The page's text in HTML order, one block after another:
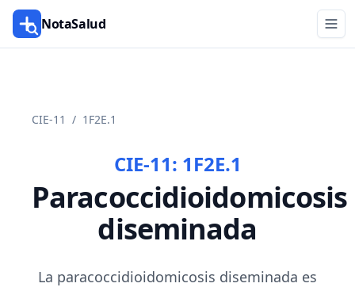
NotaSalud
CIE-11 / 1F2E.1
CIE-11: 1F2E.1
Paracoccidioidomicosis
diseminada
La paracoccidioidomicosis diseminada es